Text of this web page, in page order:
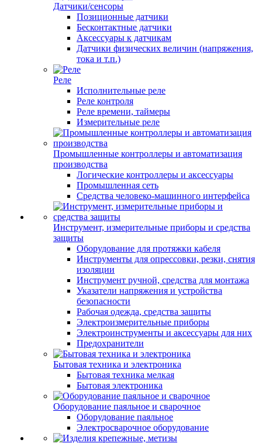
Датчики/сенсоры
Позиционные датчики
Бесконтактные датчики
Аксессуары к датчикам
Датчики физических величин (напряжения,
тока и т.п.)
Реле
Исполнительные реле
Реле контроля
Реле времени, таймеры
Измерительные реле
Промышленные контроллеры и автоматизация
производства
Логические контроллеры и аксессуары
Промышленная сеть
Средства человеко-машинного интерфейса
Инструмент, измерительные приборы и средства
защиты
Оборудование для протяжки кабеля
Инструменты для опрессовки, резки, снятия
изоляции
Инструмент ручной, средства для монтажа
Указатели напряжения и устройства
безопасности
Рабочая одежда, средства защиты
Электроизмерительные приборы
Электроинструменты и аксессуары для них
Предохранители
Бытовая техника и электроника
Бытовая техника мелкая
Бытовая электроника
Оборудование паяльное и сварочное
Оборудование паяльное
Электросварочное оборудование